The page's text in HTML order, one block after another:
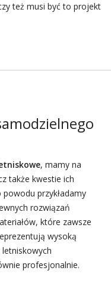
też musi być to projekt
, mamy na
także kwestie ich
przykładamy
rozwiązań
które zawsze
wysoką
profesjonalnie.